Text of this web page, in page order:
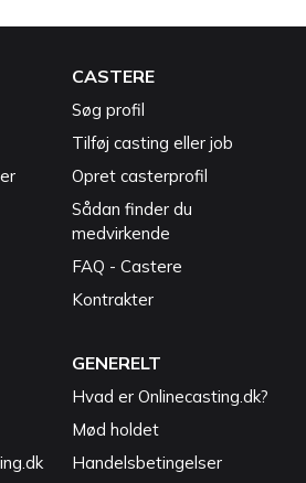
CASTERE
Søg profil
Tilføj casting eller job
Opret casterprofil
Sådan finder du
medvirkende
FAQ - Castere
Kontrakter
GENERELT
Hvad er Onlinecasting.dk?
Mød holdet
Handelsbetingelser